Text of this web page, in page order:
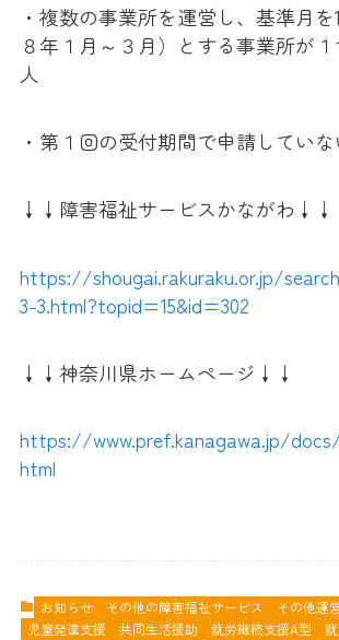
・複数の事業所を運営し、基準月
８年１月～３月）とする事業所が
人
・第１回の受付期間で申請してい
↓↓障害福祉サービスかながわ↓↓
https://shougai.rakuraku.or.jp/
3-3.html?topid=15&id=302
↓↓神奈川県ホームページ↓↓
https://www.pref.kanagawa.jp/
html
お知らせ その他の障害福祉サービス
その他運
児童発達支援
共同生活援助 就労継続支援A型